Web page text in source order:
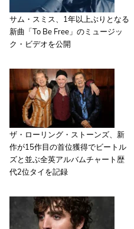
サム・スミス、1年以上ぶりとなる
新曲「To Be Free」のミュージッ
ク・ビデオを公開
ザ・ローリング・ストーンズ、新
作が15作目の首位獲得でビートル
ズと並ぶ全英アルバムチャート歴
代2位タイを記録